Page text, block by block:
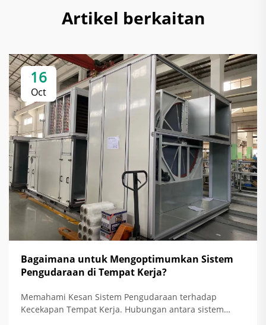
Artikel berkaitan
16
Oct
Bagaimana untuk Mengoptimumkan Sistem
Pengudaraan di Tempat Kerja?
Memahami Kesan Sistem Pengudaraan terhadap
Kecekapan Tempat Kerja. Hubungan antara sistem